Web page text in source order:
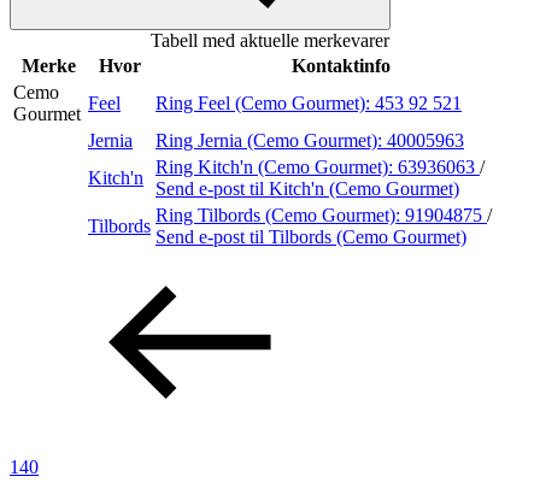
Inspirasjon
Praktisk informasjon
Ledige stillinger
Tabell med aktuelle merkevarer
Merke
Hvor
Kontaktinfo
Cemo
Gourmet
Feel Ring Feel (Cemo Gourmet): 453 92 521
Jernia
Ring Jernia (Cemo Gourmet): 40005963
Kitch'n
Ring Kitch'n (Cemo Gourmet): 63936063 /
Send e-post til Kitch'n (Cemo Gourmet)
Tilbords
Ring Tilbords (Cemo Gourmet): 91904875 /
Send e-post til Tilbords (Cemo Gourmet)
140